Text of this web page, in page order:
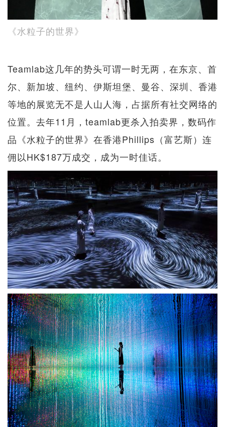
《水粒子的世界》
Teamlab这几年的势头可谓一时无两，在东京、首
尔、新加坡、纽约、伊斯坦堡、曼谷、深圳、香港
等地的展览无不是人山人海，占据所有社交网络的
位置。去年11月，teamlab更杀入拍卖界，数码作
品《水粒子的世界》在香港Phillips（富艺斯）连
佣以HK$187万成交，成为一时佳话。